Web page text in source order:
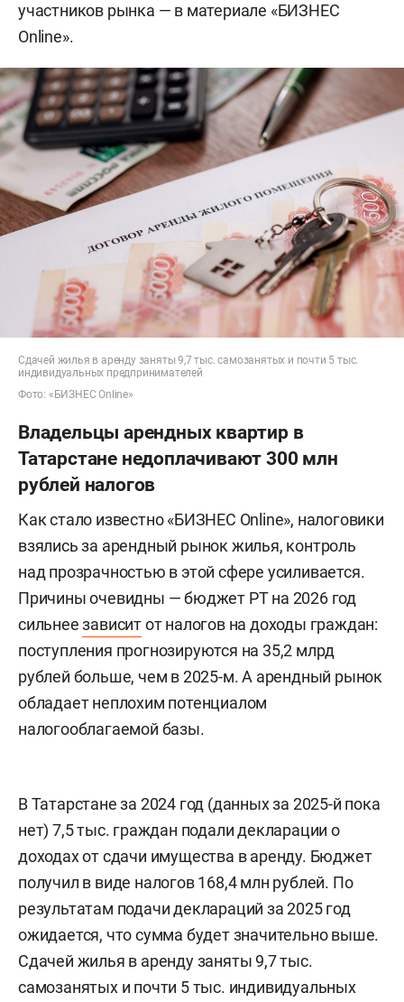
участников рынка — в материале «БИЗНЕС
Online».
Сдачей жилья в аренду заняты 9,7 тыс. самозанятых и почти 5 тыс.
индивидуальных предпринимателей
Фото: «БИЗНЕС Online»
Владельцы арендных квартир в
Татарстане недоплачивают 300 млн
рублей налогов
Как стало известно «БИЗНЕС Online», налоговики
взялись за арендный рынок жилья, контроль
над прозрачностью в этой сфере усиливается.
Причины очевидны — бюджет РТ на 2026 год
сильнеезависитот налогов на доходы граждан:
поступления прогнозируются на 35,2 млрд
рублей больше, чем в 2025-м. А арендный рынок
обладает неплохим потенциалом
налогооблагаемой базы.
В Татарстане за 2024 год (данных за 2025-й пока
нет) 7,5 тыс. граждан подали декларации о
доходах от сдачи имущества в аренду. Бюджет
получил в виде налогов 168,4 млн рублей. По
результатам подачи деклараций за 2025 год
ожидается, что сумма будет значительно выше.
Сдачей жилья в аренду заняты 9,7 тыс.
самозанятых и почти 5 тыс. индивидуальных